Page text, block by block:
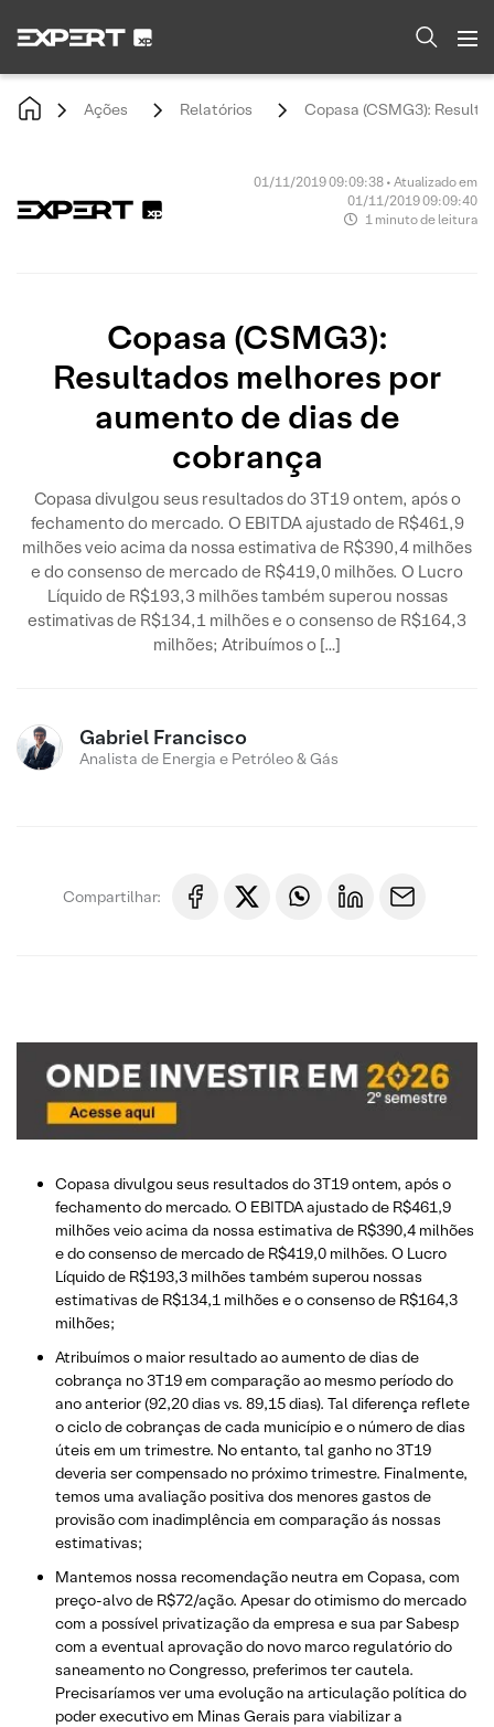
Ações Relatórios Copasa (CSMG3):
01/11/2019 09:09:38 • Atualizado em
01/11/2019 09:09:40
1 minuto de leitura
Copasa (CSMG3):
Resultados melhores por
aumento de dias de
cobrança
Copasa divulgou seus resultados do 3T19 ontem, após o
fechamento do mercado. O EBITDA ajustado de R$461,9
milhões veio acima da nossa estimativa de R$390,4 milhões
e do consenso de mercado de R$419,0 milhões. O Lucro
Líquido de R$193,3 milhões também superou nossas
estimativas de R$134,1 milhões e o consenso de R$164,3
milhões; Atribuímos o […]
Gabriel Francisco
Analista de Energia e Petróleo & Gás
Compartilhar:
Copasa divulgou seus resultados do 3T19 ontem, após o
fechamento do mercado. O EBITDA ajustado de R$461,9
milhões veio acima da nossa estimativa de R$390,4 milhões
e do consenso de mercado de R$419,0 milhões. O Lucro
Líquido de R$193,3 milhões também superou nossas
estimativas de R$134,1 milhões e o consenso de R$164,3
milhões;
Atribuímos o maior resultado ao aumento de dias de
cobrança no 3T19 em comparação ao mesmo período do
ano anterior (92,20 dias vs. 89,15 dias). Tal diferença reflete
o ciclo de cobranças de cada município e o número de dias
úteis em um trimestre. No entanto, tal ganho no 3T19
deveria ser compensado no próximo trimestre. Finalmente,
temos uma avaliação positiva dos menores gastos de
provisão com inadimplência em comparação ás nossas
estimativas;
Mantemos nossa recomendação neutra em Copasa, com
preço-alvo de R$72/ação. Apesar do otimismo do mercado
com a possível privatização da empresa e sua par Sabesp
com a eventual aprovação do novo marco regulatório do
saneamento no Congresso, preferimos ter cautela.
Precisaríamos ver uma evolução na articulação política do
poder executivo em Minas Gerais para viabilizar a